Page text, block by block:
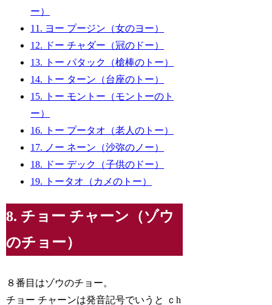
ー）
11. ヨー プージン（女のヨー）
12. ドー チャダー（冠のドー）
13. トー パタック（槍棒のトー）
14. トー ターン（台座のトー）
15. トー モントー（モントーのト
ー）
16. トー プータオ（老人のトー）
17. ノー ネーン（沙弥のノー）
18. ドー デック（子供のドー）
19. トータオ（カメのトー）
8. チョー チャーン（ゾウ
のチョー）
８番目はゾウのチョー。
チョー チャーンは発音記号でいうと ｃh